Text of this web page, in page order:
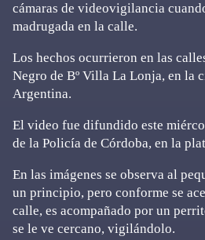
cámaras de videovigilancia
madrugada en la calle.
Los hechos ocurrieron en las
Negro de Bº Villa La Lonja, en la
Argentina.
El video fue difundido este
de la Policía de Córdoba, en la
En las imágenes se observa al
un principio, pero conforme se
calle, es acompañado por un
se le ve cercano, vigilándolo.